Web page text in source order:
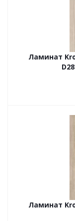
Ламинат
Ламинат